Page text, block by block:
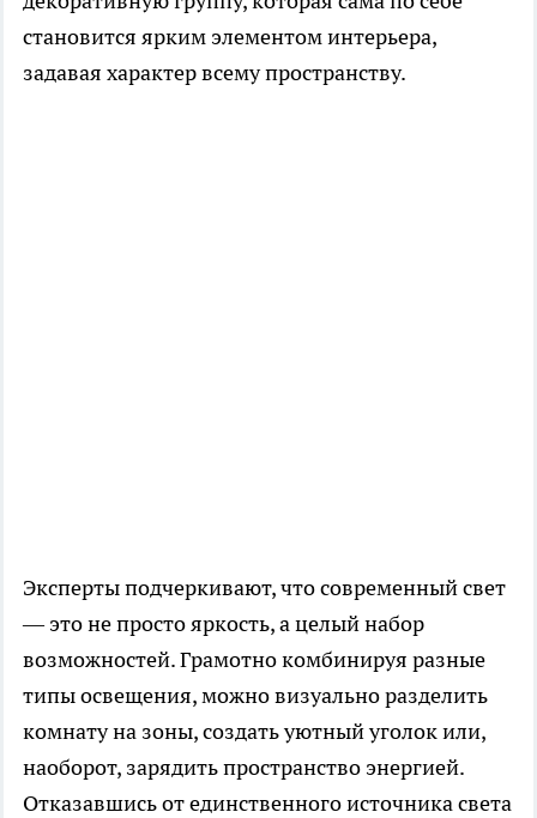
становится ярким элементом интерьера,
задавая характер всему пространству.
Эксперты подчеркивают, что современный свет
— это не просто яркость, а целый набор
возможностей. Грамотно комбинируя разные
типы освещения, можно визуально разделить
комнату на зоны, создать уютный уголок или,
наоборот, зарядить пространство энергией.
Отказавшись от единственного источника света